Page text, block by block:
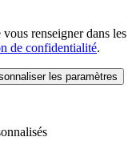
renseigner dans les
de confidentialité.
les paramètres